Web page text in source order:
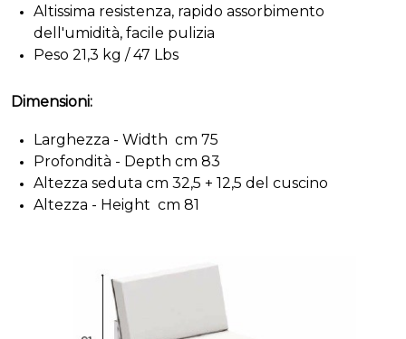
Altissima resistenza, rapido assorbimento
dell'umidità, facile pulizia
Peso 21,3 kg / 47 Lbs
Dimensioni:
Larghezza - Width cm 75
Profondità - Depth cm 83
Altezza seduta cm 32,5 + 12,5 del cuscino
Altezza - Height cm 81